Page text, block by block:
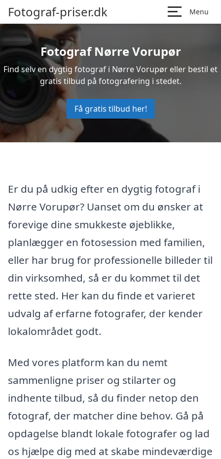
Fotograf-priser.dk Menu
Fotograf Nørre Vorupør
Find selv en dygtig fotograf i Nørre Vorupør eller bestil et
gratis tilbud på fotografering i stedet.
Få gratis tilbud her!
Er du på udkig efter en dygtig fotograf i
Nørre Vorupør? Uanset om du ønsker at
forevige dine smukkeste øjeblikke,
planlægger en fotosession med familien,
eller har brug for professionelle billeder til
din virksomhed, så er du kommet til det
rette sted. Her kan du finde et varieret
udvalg af erfarne fotografer, der kender
lokalområdet godt.
Med vores platform kan du nemt
sammenligne priser og stilarter og
indhente tilbud, så du finder netop den
fotograf, der matcher dine behov. Gå på
opdagelse blandt lokale fotografer og lad
os hjælpe dig med at skabe mindeværdige